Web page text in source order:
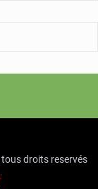
tous droits reservés